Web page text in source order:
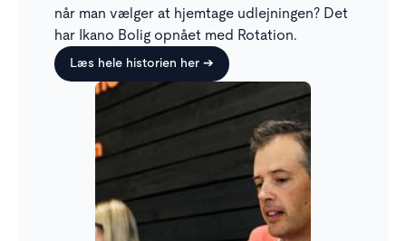
når man vælger at hjemtage udlejningen? Det
har Ikano Bolig opnået med Rotation.
Læs hele historien her ➔